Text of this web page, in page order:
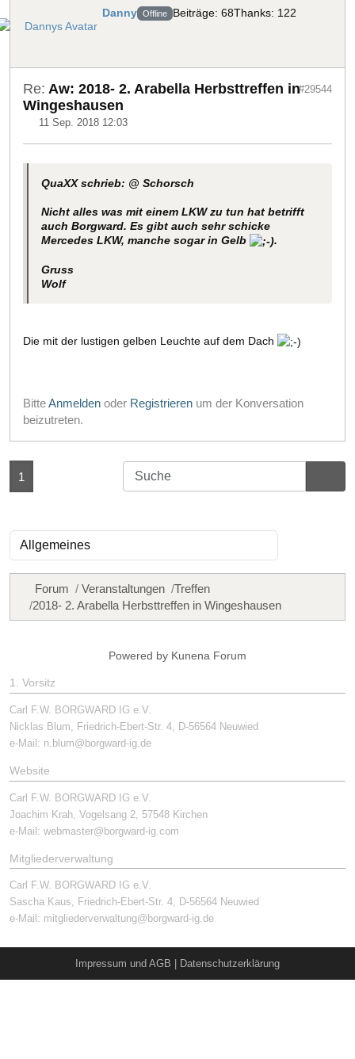
Danny Offline Beiträge: 68Thanks: 122
Re: Aw: 2018- 2. Arabella Herbsttreffen in
Wingeshausen
11 Sep. 2018 12:03
#29544
QuaXX schrieb: @ Schorsch
Nicht alles was mit einem LKW zu tun hat betrifft
auch Borgward. Es gibt auch sehr schicke
Mercedes LKW, manche sogar in Gelb
.
Gruss
Wolf
Die mit der lustigen gelben Leuchte auf dem Dach
BitteAnmelden oder Registrieren um der Konversation
beizutreten.
1
Forum Veranstaltungen
Treffen
2018- 2. Arabella Herbsttreffen in Wingeshausen
Powered by Kunena Forum
1. Vorsitz
Carl F.W. BORGWARD IG e.V.
Nicklas Blum, Friedrich-Ebert-Str. 4, D-56564 Neuwied
e-Mail: n.blum@borgward-ig.de
Website
Carl F.W. BORGWARD IG e.V.
Joachim Krah, Vogelsang 2, 57548 Kirchen
e-Mail: webmaster@borgward-ig.com
Mitgliederverwaltung
Carl F.W. BORGWARD IG e.V.
Sascha Kaus, Friedrich-Ebert-Str. 4, D-56564 Neuwied
e-Mail: mitgliederverwaltung@borgward-ig.de
Impressum und AGB Datenschutzerklärung